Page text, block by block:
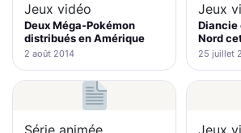
Jeux vidéo
Deux Méga-Pokémon
distribués en Amérique
2 août 2014
Jeux
Diancie
Nord
25 juillet